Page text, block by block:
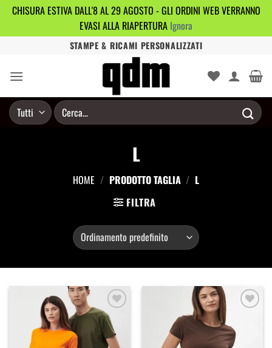
CHISURA ESTIVA DALL'8 AL 29 AGOSTO - GLI ORDINI WEB VERRANNO
EVASI ALLA RIAPERTURA Ignora
contenuti
STAMPE & RICAMI PERSONALIZZATI
Cerca:
L
HOME / PRODOTTO TAGLIA / L
FILTRA
Aggiungi
alla
lista dei
desideri
lista dei
desideri